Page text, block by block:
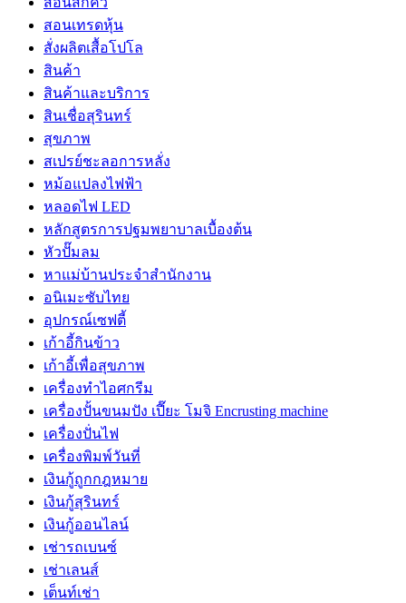
สอนเทรดหุ้น
สั่งผลิตเสื้อโปโล
สินค้า
สินค้าและบริการ
สินเชื่อสุรินทร์
สุขภาพ
สเปรย์ชะลอการหลั่ง
หม้อแปลงไฟฟ้า
หลอดไฟ LED
หลักสูตรการปฐมพยาบาลเบื้องต้น
หัวปั๊มลม
หาแม่บ้านประจำสำนักงาน
อนิเมะซับไทย
อุปกรณ์เซฟตี้
เก้าอี้กินข้าว
เก้าอี้เพื่อสุขภาพ
เครื่องทำไอศกรีม
เครื่องปั้นขนมปัง เปี๊ยะ โมจิ Encrusting machine
เครื่องปั่นไฟ
เครื่องพิมพ์วันที่
เงินกู้ถูกกฎหมาย
เงินกู้สุรินทร์
เงินกู้ออนไลน์
เช่ารถเบนซ์
เช่าเลนส์
เต็นท์เช่า